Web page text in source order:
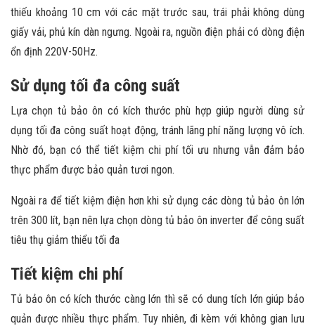
thiếu khoảng 10 cm với các mặt trước sau, trái phải không dùng
giấy vải, phủ kín dàn ngưng. Ngoài ra, nguồn điện phải có dòng điện
ổn định 220V-50Hz.
Sử dụng tối đa công suất
Lựa chọn tủ bảo ôn có kích thước phù hợp giúp người dùng sử
dụng tối đa công suất hoạt động, tránh lãng phí năng lượng vô ích.
Nhờ đó, bạn có thể tiết kiệm chi phí tối ưu nhưng vẫn đảm bảo
thực phẩm được bảo quản tươi ngon.
Ngoài ra để tiết kiệm điện hơn khi sử dụng các dòng tủ bảo ôn lớn
trên 300 lít, bạn nên lựa chọn dòng tủ bảo ôn inverter để công suất
tiêu thụ giảm thiểu tối đa
Tiết kiệm chi phí
Tủ bảo ôn có kích thước càng lớn thì sẽ có dung tích lớn giúp bảo
quản được nhiều thực phẩm. Tuy nhiên, đi kèm với không gian lưu